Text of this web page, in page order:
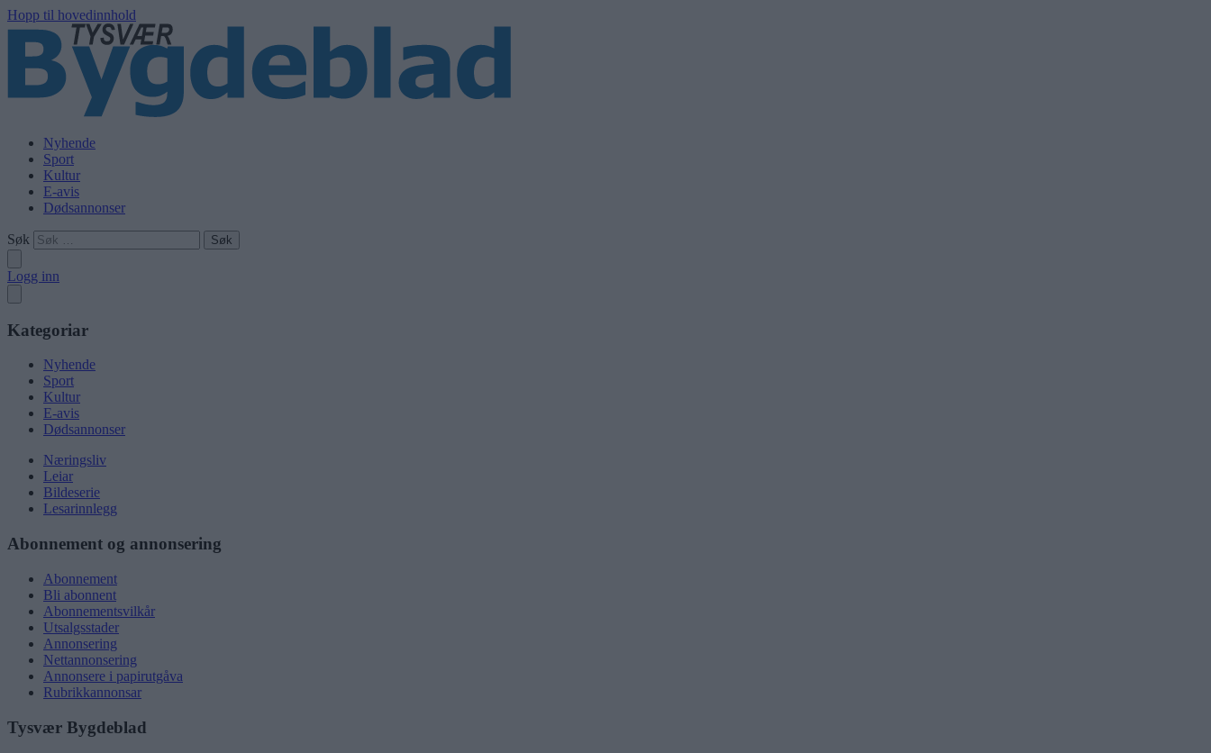
Hopp til hovedinnhold
Nyhende
Sport
Kultur
E-avis
Dødsannonser
Søk
Logg inn
Kategoriar
Nyhende
Sport
Kultur
E-avis
Dødsannonser
Næringsliv
Leiar
Bildeserie
Lesarinnlegg
Abonnement og annonsering
Abonnement
Bli abonnent
Abonnementsvilkår
Utsalgsstader
Annonsering
Nettannonsering
Annonsere i papirutgåva
Rubrikkannonsar
Tysvær Bygdeblad